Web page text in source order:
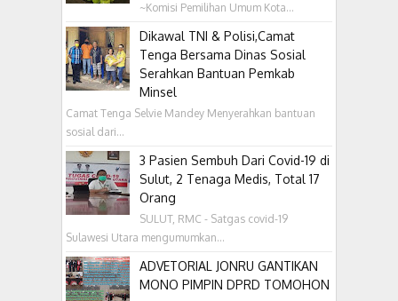
~Komisi Pemilihan Umum Kota...
Dikawal TNI & Polisi,Camat
Tenga Bersama Dinas Sosial
Serahkan Bantuan Pemkab
Minsel
Camat Tenga Selvie Mandey Menyerahkan bantuan
sosial dari...
3 Pasien Sembuh Dari Covid-19 di
Sulut, 2 Tenaga Medis, Total 17
Orang
SULUT, RMC - Satgas covid-19
Sulawesi Utara mengumumkan...
ADVETORIAL JONRU GANTIKAN
MONO PIMPIN DPRD TOMOHON